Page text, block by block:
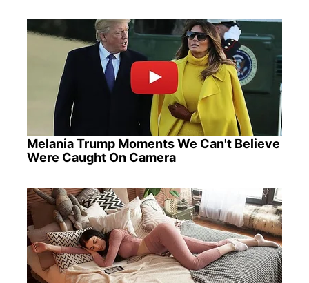
Melania Trump Moments We Can't Believe
Were Caught On Camera